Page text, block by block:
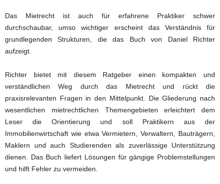
Das Mietrecht ist auch für erfahrene Praktiker schwer
durchschaubar, umso wichtiger erscheint das Verständnis für
grundlegenden Strukturen, die das Buch von Daniel Richter
aufzeigt.
Richter bietet mit diesem Ratgeber einen kompakten und
verständlichen Weg durch das Mietrecht und rückt die
praxisrelevanten Fragen in den Mittelpunkt. Die Gliederung nach
wesentlichen mietrechtlichen Themengebieten erleichtert dem
Leser die Orientierung und soll Praktikern aus der
Immobilienwirtschaft wie etwa Vermietern, Verwaltern, Bauträgern,
Maklern und auch Studierenden als zuverlässige Unterstützung
dienen. Das Buch liefert Lösungen für gängige Problemstellungen
und hilft Fehler zu vermeiden.